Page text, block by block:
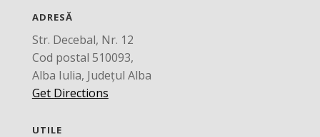
ADRESĂ
Str. Decebal, Nr. 12
Cod postal 510093,
Alba Iulia, Județul Alba
Get Directions
UTILE